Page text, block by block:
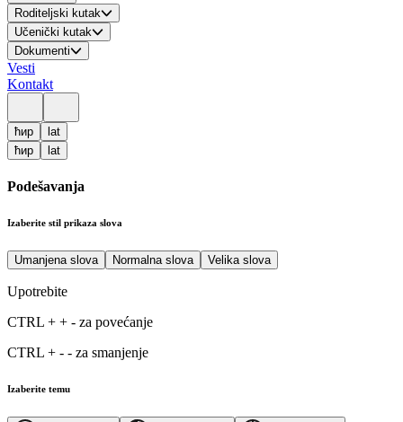
Roditeljski kutak
Učenički kutak
Dokumenti
Vesti
Kontakt
ћир
lat
ћир
lat
Podešavanja
Izaberite stil prikaza slova
Umanjena slova Normalna slova Velika slova
Upotrebite
CTRL + + - za povećanje
CTRL + - - za smanjenje
Izaberite temu